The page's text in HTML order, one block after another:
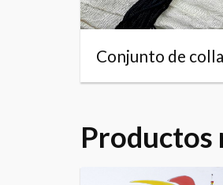
Conjunto de
Productos